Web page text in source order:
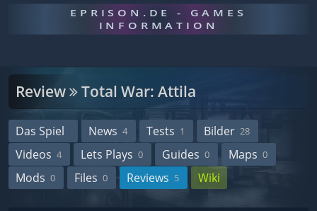
EPRISON.DE - GAMES
INFORMATION
Review Total War: Attila
Das Spiel News 4 Tests 1 Bilder 28
Videos 4 Lets Plays 0 Guides 0 Maps 0
Mods 0 Files 0 Reviews 5 Wiki